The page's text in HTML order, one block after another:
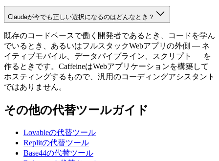
Claudeが今でも正しい選択になるのはどんなとき？
既存のコードベースで働く開発者であるとき、コードを学ん
でいるとき、あるいはフルスタックWebアプリの外側 — ネ
イティブモバイル、データパイプライン、スクリプト — を
作るときです。CaffeineはWebアプリケーションを構築して
ホスティングするもので、汎用のコーディングアシスタント
ではありません。
その他の代替ツールガイド
Lovableの代替ツール
Replitの代替ツール
Base44の代替ツール